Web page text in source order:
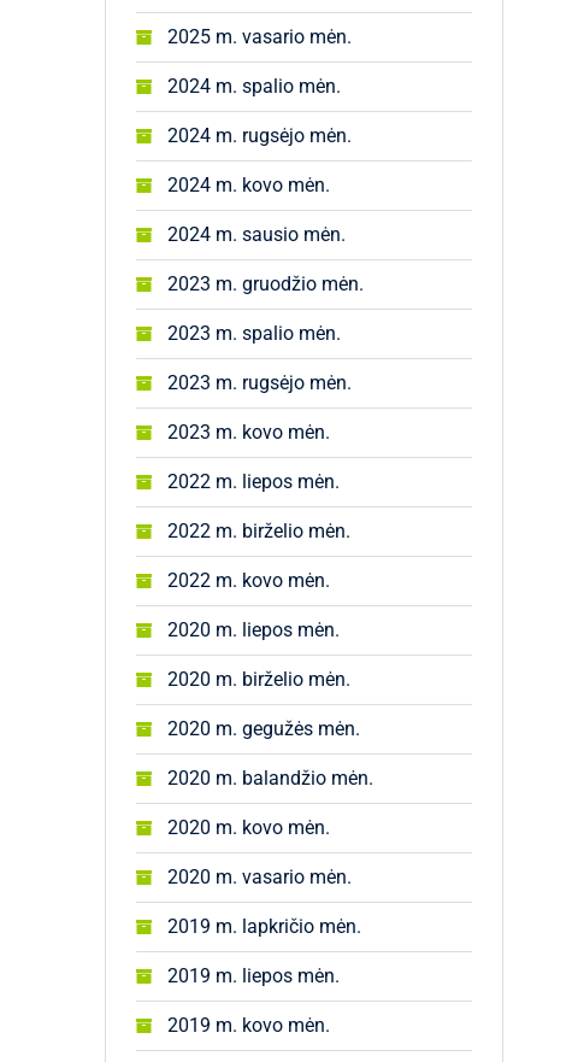
2025 m. vasario mėn.
2024 m. spalio mėn.
2024 m. rugsėjo mėn.
2024 m. kovo mėn.
2024 m. sausio mėn.
2023 m. gruodžio mėn.
2023 m. spalio mėn.
2023 m. rugsėjo mėn.
2023 m. kovo mėn.
2022 m. liepos mėn.
2022 m. birželio mėn.
2022 m. kovo mėn.
2020 m. liepos mėn.
2020 m. birželio mėn.
2020 m. gegužės mėn.
2020 m. balandžio mėn.
2020 m. kovo mėn.
2020 m. vasario mėn.
2019 m. lapkričio mėn.
2019 m. liepos mėn.
2019 m. kovo mėn.